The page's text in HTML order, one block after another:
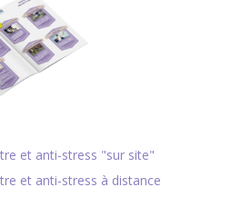
et anti-stress "sur site"
et anti-stress à distance